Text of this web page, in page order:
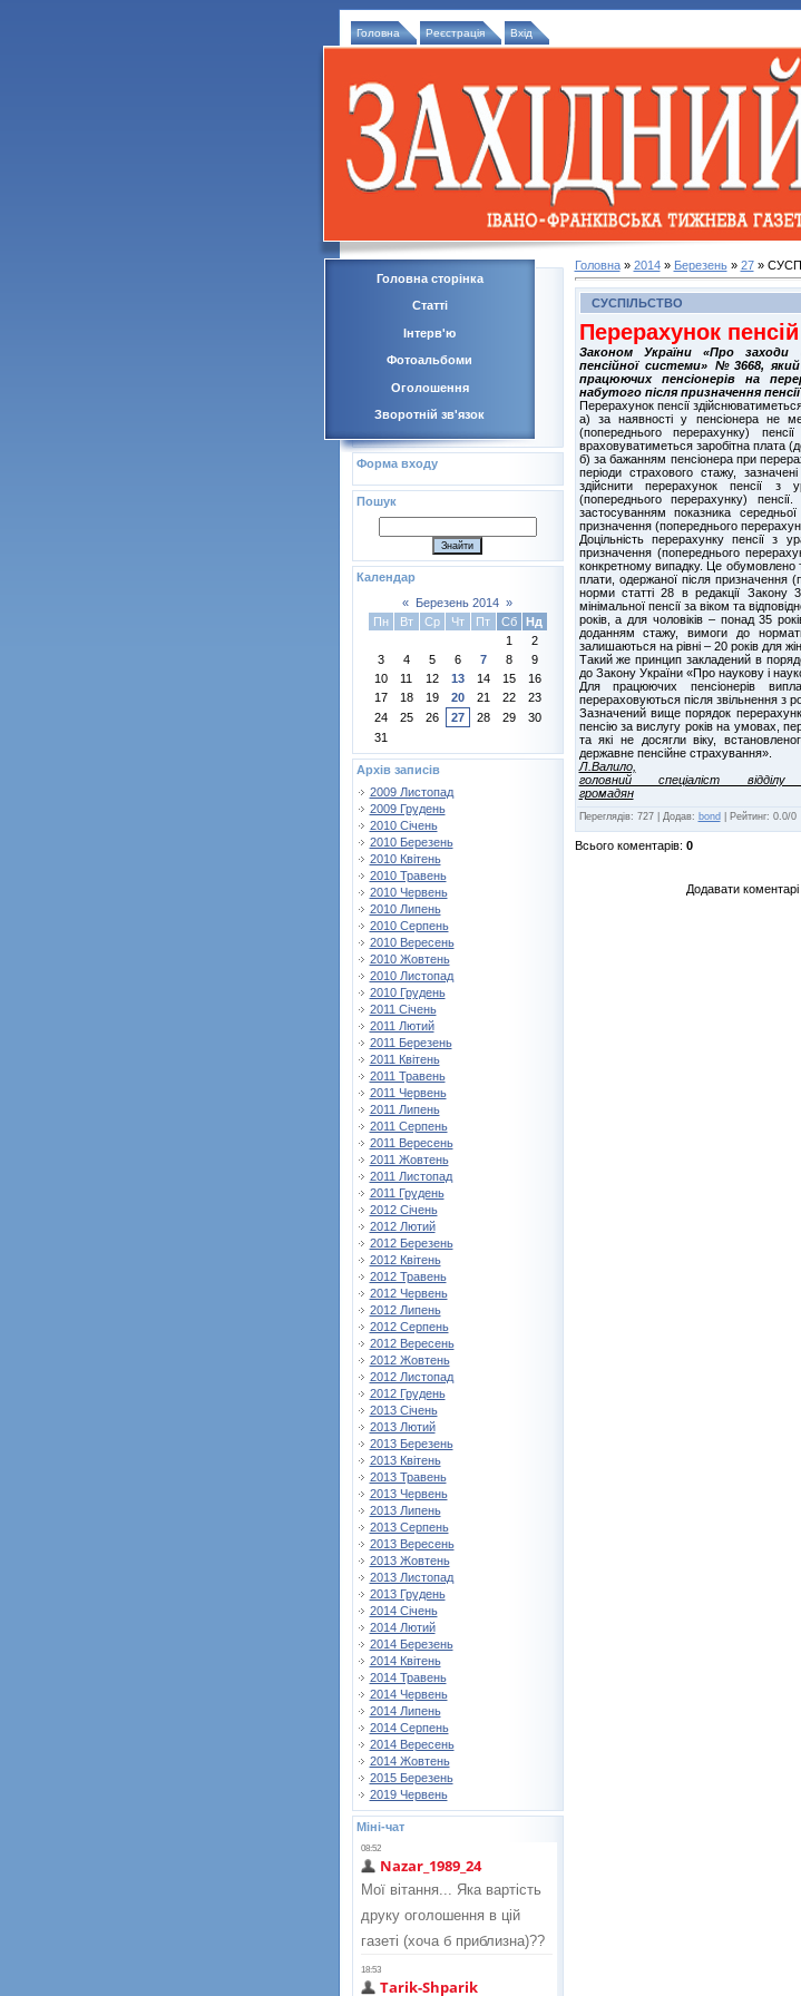
Головна Реєстрація Вхід
Головна сторінка
Статті
Інтерв'ю
Фотоальбоми
Оголошення
Зворотній зв'язок
Форма входу
Пошук
Календар
« Березень 2014 »
Пн
Вт Ср Чт Пт Сб
Нд
1
2
3
4 5 6 7 8
9
10
11 12 13 14 15
16
17
18 19 20 21 22
23
24
25 26 27 28 29
30
31
Архів записів
2009 Листопад
2009 Грудень
2010 Січень
2010 Березень
2010 Квітень
2010 Травень
2010 Червень
2010 Липень
2010 Серпень
2010 Вересень
2010 Жовтень
2010 Листопад
2010 Грудень
2011 Січень
2011 Лютий
2011 Березень
2011 Квітень
2011 Травень
2011 Червень
2011 Липень
2011 Серпень
2011 Вересень
2011 Жовтень
2011 Листопад
2011 Грудень
2012 Січень
2012 Лютий
2012 Березень
2012 Квітень
2012 Травень
2012 Червень
2012 Липень
2012 Серпень
2012 Вересень
2012 Жовтень
2012 Листопад
2012 Грудень
2013 Січень
2013 Лютий
2013 Березень
2013 Квітень
2013 Травень
2013 Червень
2013 Липень
2013 Серпень
2013 Вересень
2013 Жовтень
2013 Листопад
2013 Грудень
2014 Січень
2014 Лютий
2014 Березень
2014 Квітень
2014 Травень
2014 Червень
2014 Липень
2014 Серпень
2014 Вересень
2014 Жовтень
2015 Березень
2019 Червень
Міні-чат
Головна» 2014 » Березень » 27»
СУСПІЛЬСТВО
Перерахунок
Законом України «Про заходи
пенсійної системи» №3668,
працюючих пенсіонерів на
набутого після призначення
Перерахунок пенсії
а) за наявності у пенсіонера не
(попереднього перерахунку)
враховуватиметься заробітна плата
б) за бажанням пенсіонера при
періоди страхового стажу,
здійснити перерахунок пенсії з
(попереднього перерахунку)
застосуванням показника
призначення (попереднього
Доцільність перерахунку пенсії з
призначення (попереднього
конкретному випадку. Це обумовлено
плати, одержаної після призначення
норми статті 28 в редакції Закону
мінімальної пенсії за віком та
років, а для чоловіків – понад 35
доданням стажу, вимоги до
залишаються на рівні – 20 років для
Такий же принцип закладений в
до Закону України «Про наукову і
Для працюючих пенсіонерів
перераховуються після звільнення з
Зазначений вище порядок
пенсію за вислугу років на умовах,
та які не досягли віку,
державне пенсійне страхування».
Л.Валило,
головний спеціаліст
громадян
Переглядів: 727| Додав: bond Рейтинг: 0.0/0
Всього коментарів: 0
Додавати